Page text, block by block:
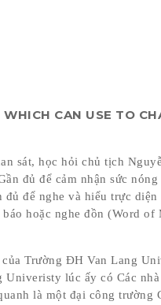
CAN USE TO
sát, học hỏi chủ tịch
đủ để cảm nhận sức nóng
để nghe và hiểu trực diện
hoặc nghe đồn (Word of
Trường ĐH Van Lang
lúc ấy có Các
là một đại công trường